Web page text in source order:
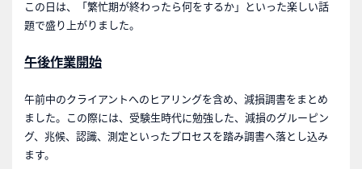
この日は、「繁忙期が終わったら何をするか」といった楽しい話
題で盛り上がりました。
午後作業開始
午前中のクライアントへのヒアリングを含め、減損調書をまとめ
ました。この際には、受験生時代に勉強した、減損のグルーピン
グ、兆候、認識、測定といったプロセスを踏み調書へ落とし込み
ます。